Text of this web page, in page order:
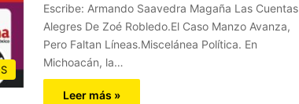
Escribe: Armando Saavedra Magaña Las Cuentas
Alegres De Zoé Robledo.El Caso Manzo Avanza,
Pero Faltan Líneas.Miscelánea Política. En
Michoacán, la…
Leer más »